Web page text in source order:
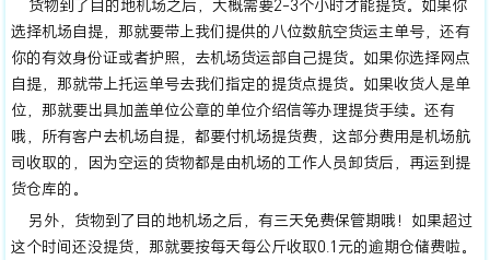
货物到了目的地机场之后，大概需要2-3个小时才能提货。如果你
选择机场自提，那就要带上我们提供的八位数航空货运主单号，还有
你的有效身份证或者护照，去机场货运部自己提货。如果你选择网点
自提，那就带上托运单号去我们指定的提货点提货。如果收货人是单
位，那就要出具加盖单位公章的单位介绍信等办理提货手续。还有
哦，所有客户去机场自提，都要付机场提货费，这部分费用是机场航
司收取的，因为空运的货物都是由机场的工作人员卸货后，再运到提
货仓库的。
另外，货物到了目的地机场之后，有三天免费保管期哦！如果超过
这个时间还没提货，那就要按每天每公斤收取0.1元的逾期仓储费啦。